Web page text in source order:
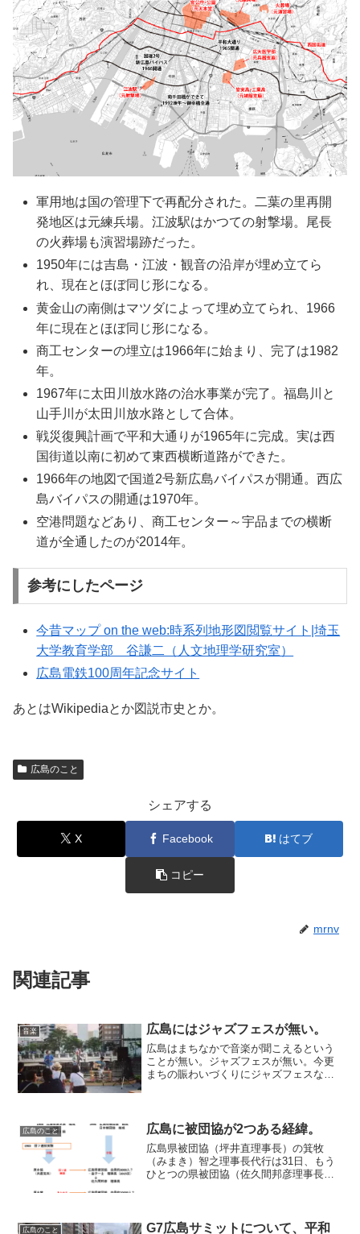
軍用地は国の管理下で再配分された。二葉の里再開
発地区は元練兵場。江波駅はかつての射撃場。尾長
の火葬場も演習場跡だった。
1950年には吉島・江波・観音の沿岸が埋め立てら
れ、現在とほぼ同じ形になる。
黄金山の南側はマツダによって埋め立てられ、1966
年に現在とほぼ同じ形になる。
商工センターの埋立は1966年に始まり、完了は1982
年。
1967年に太田川放水路の治水事業が完了。福島川と
山手川が太田川放水路として合体。
戦災復興計画で平和大通りが1965年に完成。実は西
国街道以南に初めて東西横断道路ができた。
1966年の地図で国道2号新広島バイパスが開通。西広
島バイパスの開通は1970年。
空港問題などあり、商工センター～宇品までの横断
道が全通したのが2014年。
参考にしたページ
今昔マップ on the web:時系列地形図閲覧サイト|埼玉
大学教育学部 谷謙二（人文地理学研究室）
広島電鉄100周年記念サイト
あとはWikipediaとか図説市史とか。
広島のこと
シェアする
X Facebook はてブ
コピー
mrnv
関連記事
音楽 広島にはジャズフェスが無い。
広島はまちなかで音楽が聞こえるという
ことが無い。ジャズフェスが無い。今更
まちの賑わいづくりにジャズフェスなん
しコンプレックスに感じて...
広島のこと 広島に被団協が2つある経緯。
広島県被団協（坪井直理事長）の箕牧
（みまき）智之理事長代行は31日、もう
ひとつの県被団協（佐久間邦彦理事長）
別々の活動が続くことが...
広島のこと
G7広島サミットについて、平和